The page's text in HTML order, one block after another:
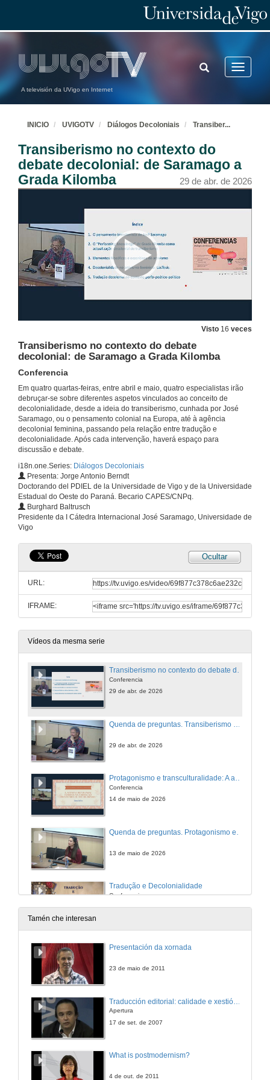
A televisión da UVigo en Internet
Toggle
TOGGLE
SEARCH
INICIO UVIGOTV Diálogos Decoloniais Transiber...
Transiberismo no contexto do
debate decolonial: de Saramago a
Grada Kilomba
29 de abr. de 2026
Visto 16 veces
Transiberismo no contexto do debate
decolonial: de Saramago a Grada Kilomba
Conferencia
Em quatro quartas-feiras, entre abril e maio, quatro especialistas irão
debruçar-se sobre diferentes aspetos vinculados ao conceito de
decolonialidade, desde a ideia do transiberismo, cunhada por José
Saramago, ou o pensamento colonial na Europa, até à agência
decolonial feminina, passando pela relação entre tradução e
decolonialidade. Após cada intervenção, haverá espaço para
discussão e debate.
i18n.one.Series: Diálogos Decoloniais
Presenta: Jorge Antonio Berndt
Doctorando del PDIEL de la Universidade de Vigo y de la Universidade
Estadual do Oeste do Paraná. Becario CAPES/CNPq.
Burghard Baltrusch
Presidente da I Cátedra Internacional José Saramago, Universidade de
Vigo
Ocultar
URL:
IFRAME:
Vídeos da mesma serie
Transiberismo no contexto do debate decolonial: de Saramago a Grada Kilomba
Conferencia
29 de abr. de 2026
29 de abr. de 2026
Protagonismo e transculturalidade: A agência decolonial feminina na formação identitária de Ijuí'
Conferencia
14 de maio de 2026
13 de maio de 2026
Tradução e Decolonialidade
Conferencia
20 de maio de 2026
Conferencia
27 de maio de 2026
Tamén che interesan
Presentación da xornada
23 de maio de 2011
Apertura
17 de set. de 2007
What is postmodernism?
4 de out. de 2011